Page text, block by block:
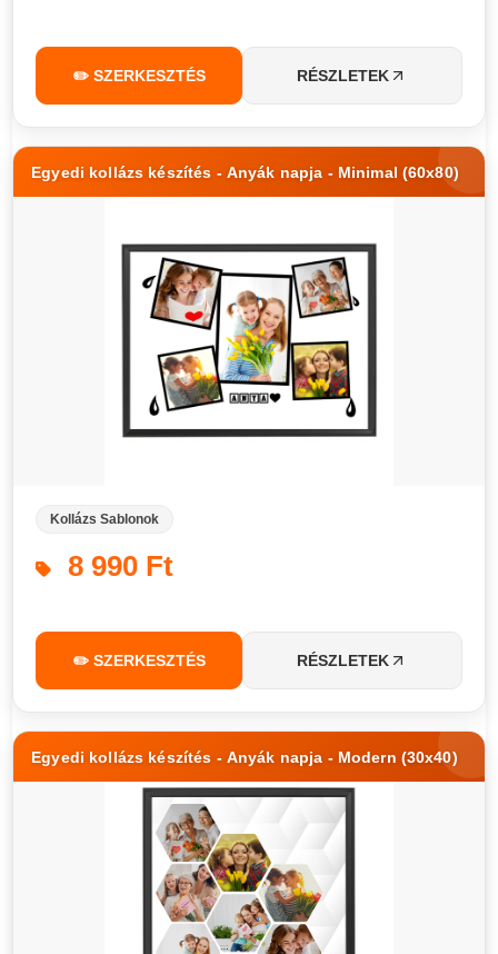
✏️ SZERKESZTÉS RÉSZLETEK
Egyedi kollázs készítés - Anyák napja - Minimal (60x80)
Kollázs Sablonok
8 990 Ft
✏️ SZERKESZTÉS RÉSZLETEK
Egyedi kollázs készítés - Anyák napja - Modern (30x40)